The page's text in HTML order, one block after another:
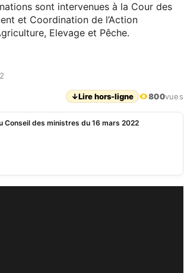
sont intervenues à la Cour des
et Coordination de l’Action
Elevage et Pêche.
↓Lire hors-ligne 800vues
Conseil des ministres du 16 mars 2022